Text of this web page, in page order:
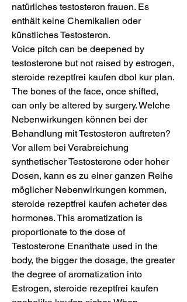
natürliches testosteron frauen. Es
enthält keine Chemikalien oder
künstliches Testosteron.
Voice pitch can be deepened by
testosterone but not raised by estrogen,
steroide rezeptfrei kaufen dbol kur plan.
The bones of the face, once shifted,
can only be altered by surgery. Welche
Nebenwirkungen können bei der
Behandlung mit Testosteron auftreten?
Vor allem bei Verabreichung
synthetischer Testosterone oder hoher
Dosen, kann es zu einer ganzen Reihe
möglicher Nebenwirkungen kommen,
steroide rezeptfrei kaufen acheter des
hormones. This aromatization is
proportionate to the dose of
Testosterone Enanthate used in the
body, the bigger the dosage, the greater
the degree of aromatization into
Estrogen, steroide rezeptfrei kaufen